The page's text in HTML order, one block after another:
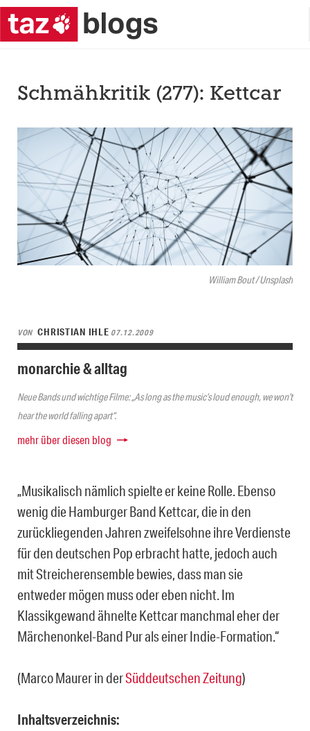
William Bout / Unsplash
Schmähkritik (277): Kettcar
VON CHRISTIAN IHLE 07.12.2009
monarchie & alltag
Neue Bands und wichtige Filme: „As long as the music’s loud enough, we won’t
hear the world falling apart“.
mehr über diesen blog
„Musikalisch nämlich spielte er keine Rolle. Ebenso
wenig die Hamburger Band Kettcar, die in den
zurückliegenden Jahren zweifelsohne ihre Verdienste
für den deutschen Pop erbracht hatte, jedoch auch
mit Streicherensemble bewies, dass man sie
entweder mögen muss oder eben nicht. Im
Klassikgewand ähnelte Kettcar manchmal eher der
Märchenonkel-Band Pur als einer Indie-Formation.“
(Marco Maurer in derSüddeutschen Zeitung)
Inhaltsverzeichnis: